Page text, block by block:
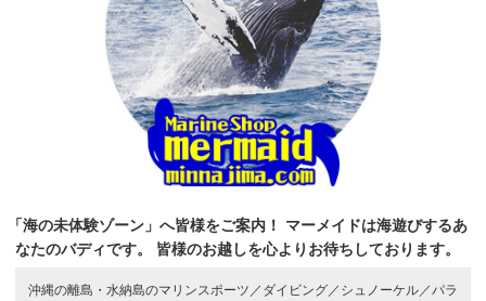
「海の未体験ゾーン」へ皆様をご案内！
マーメイドは海遊びするあ
なたのバディです。
皆様のお越しを心よりお待ちしております。
沖縄の離島・水納島のマリンスポーツ／ ダイビング／ シュノーケル／パラ